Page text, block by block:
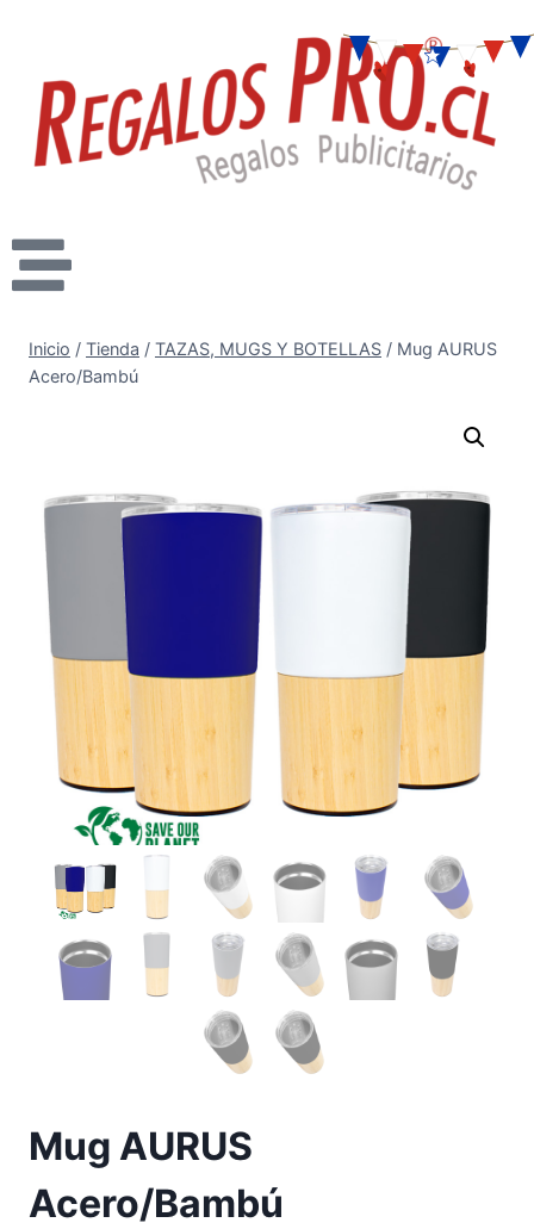
Inicio / Tienda / TAZAS, MUGS Y BOTELLAS / Mug AURUS
Acero/Bambú
Mug AURUS
Acero/Bambú